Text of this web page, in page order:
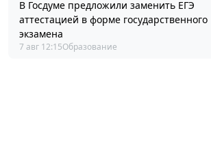
В Госдуме предложили заменить ЕГЭ
аттестацией в форме государственного
экзамена
7 авг 12:15Образование